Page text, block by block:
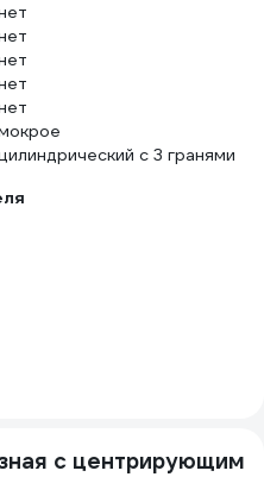
с 3 гранями
с центрирующим